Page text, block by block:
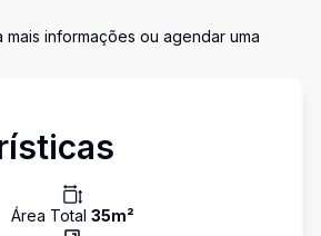
mais informações ou agendar uma
Área Total 35m²